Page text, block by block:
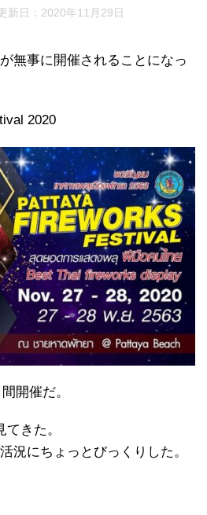
新日： 2020年11月29日
無事に開催されることになっ
2020
開催だ。
きた。
況にちょっとびっくりした。